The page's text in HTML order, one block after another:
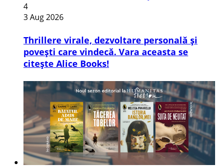
4
3 Aug 2026
Thrillere virale, dezvoltare personală și
povești care vindecă. Vara aceasta se
citește Alice Books!